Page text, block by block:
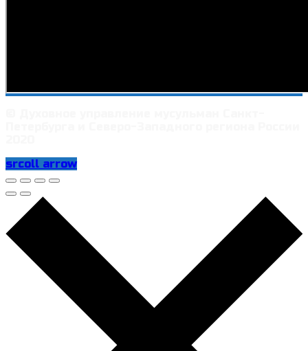
srcoll arrow